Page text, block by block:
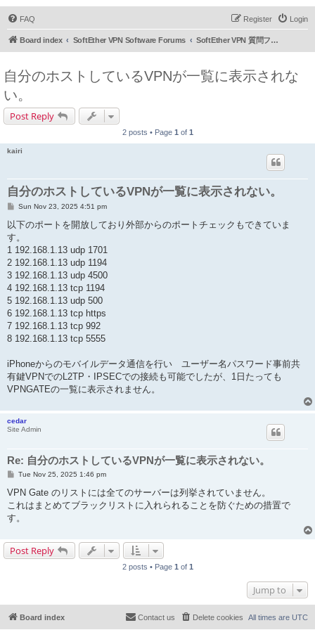
FAQ Login
Register
Board index SoftEther VPN Software Forums SoftEther VPN 質問フォーラム (日本語)
自分のホストしているVPNが一覧に表示されな
い。
Post Reply
2 posts • Page 1 of 1
kairi
自分のホストしているVPNが一覧に表示されない。
P
s
t
Sun Nov 23, 2025 4:51 pm
以下のポートを開放しており外部からのポートチェックもできていま
す。
1 192.168.1.13 udp 1701
2 192.168.1.13 udp 1194
3 192.168.1.13 udp 4500
4 192.168.1.13 tcp 1194
5 192.168.1.13 udp 500
6 192.168.1.13 tcp https
7 192.168.1.13 tcp 992
8 192.168.1.13 tcp 5555
iPhoneからのモバイルデータ通信を行い ユーザー名パスワード事前共
有鍵VPNでのL2TP・IPSECでの接続も可能でしたが、1日たっても
VPNGATEの一覧に表示されません。
cedar
Site Admin
Re: 自分のホストしているVPNが一覧に表示されない。
P
s
Tue Nov 25, 2025 1:46 pm
VPN Gate のリストには全てのサーバーは列挙されていません。
これはまとめてブラックリストに入れられることを防ぐための措置で
す。
Post Reply
2 posts • Page 1 of 1
Jump to
Board index All times are UTC
Delete cookies
Contact us